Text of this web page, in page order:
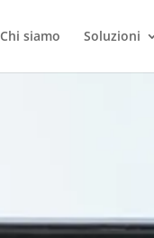
Chi siamo Soluzioni